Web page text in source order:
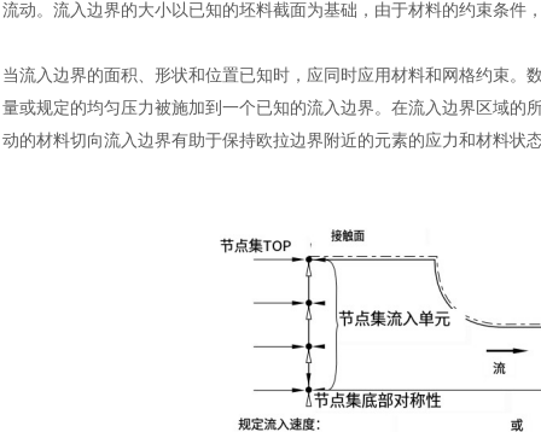
流动。流入边界的大小以已知的坯料截面为基础，由于材料的约束条件
当流入边界的面积、形状和位置已知时，应同时应用材料和网格约束
量或规定的均匀压力被施加到一个已知的流入边界。在流入边界区域
动的材料切向流入边界有助于保持欧拉边界附近的元素的应力和材料状